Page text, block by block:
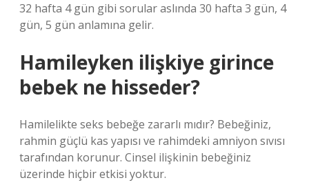
32 hafta 4 gün gibi sorular aslında 30 hafta 3 gün, 4
gün, 5 gün anlamına gelir.
Hamileyken ilişkiye girince
bebek ne hisseder?
Hamilelikte seks bebeğe zararlı mıdır? Bebeğiniz,
rahmin güçlü kas yapısı ve rahimdeki amniyon sıvısı
tarafından korunur. Cinsel ilişkinin bebeğiniz
üzerinde hiçbir etkisi yoktur.